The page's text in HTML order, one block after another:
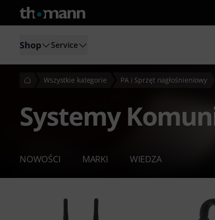
Shop Service
Wszystkie kategorie PA i Sprzęt nagłośnieniowy
Systemy
NOWOŚCI MARKI WIEDZA